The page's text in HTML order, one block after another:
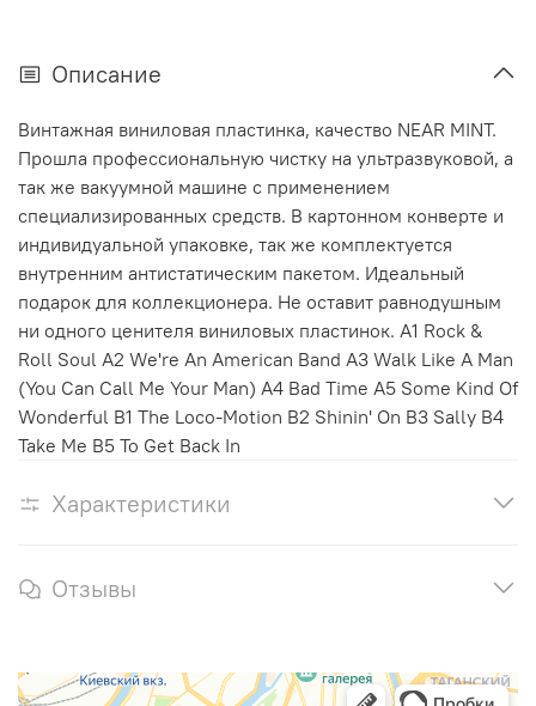
Описание
Винтажная виниловая пластинка, качество NEAR MINT.
Прошла профессиональную чистку на ультразвуковой, а
так же вакуумной машине с применением
специализированных средств. В картонном конверте и
индивидуальной упаковке, так же комплектуется
внутренним антистатическим пакетом. Идеальный
подарок для коллекционера. Не оставит равнодушным
ни одного ценителя виниловых пластинок. A1 Rock &
Roll Soul A2 We're An American Band A3 Walk Like A Man
(You Can Call Me Your Man) A4 Bad Time A5 Some Kind Of
Wonderful B1 The Loco-Motion B2 Shinin' On B3 Sally B4
Take Me B5 To Get Back In
Характеристики
Отзывы